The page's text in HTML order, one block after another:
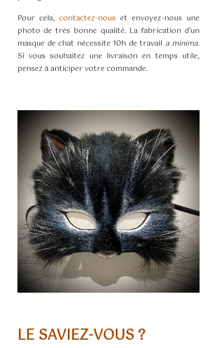
Pour cela, contactez-nous et envoyez-nous une
photo de très bonne qualité. La fabrication d’un
masque de chat nécessite 10h de travail a minima.
Si vous souhaitez une livraison en temps utile,
pensez à anticiper votre commande.
LE SAVIEZ-VOUS ?